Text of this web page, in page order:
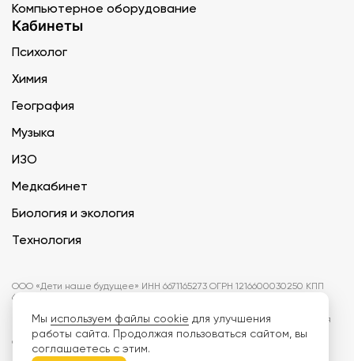
Компьютерное оборудование
Кабинеты
Психолог
Химия
География
Музыка
ИЗО
Медкабинет
Биология и экология
Технология
ООО «Дети наше будущее» ИНН 6671165273 ОГРН 1216600030250 КПП
667101001 БИК 046577674
Информация на сайте не является публичной офертой. Изображения
могут отличаться от поставляемых товаров. Поставщик оставляет за
собой право изменить цены и характеристики товаров без
предварительного уведомления заказчика, если это не влияет на
Мы используем файлы cookie для улучшения
работы сайта. Продолжая пользоваться сайтом, вы
соглашаетесь с этим.